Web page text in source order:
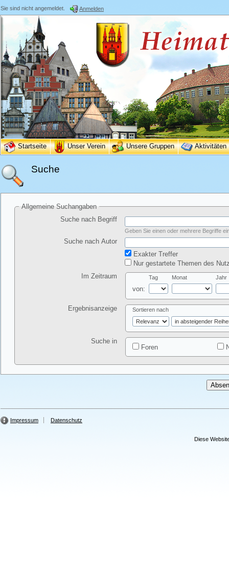
Sie sind nicht angemeldet. Anmelden
Startseite Unser Verein Unsere Gruppen Aktivitäten
Suche
Allgemeine Suchangaben
Suche nach Begriff
Geben Sie einen oder mehrere Begriffe
Suche nach Autor
Exakter Treffer
Nur gestartete Themen des
Im Zeitraum
von:
Tag Monat Jahr
Ergebnisanzeige Sortieren nach
Suche in
Foren
Impressum Datenschutz
Diese